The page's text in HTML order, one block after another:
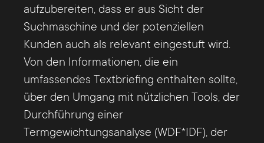
aufzubereiten, dass er aus Sicht der
Suchmaschine und der potenziellen
Kunden auch als relevant eingestuft wird.
Von den Informationen, die ein
umfassendes Textbriefing enthalten sollte,
über den Umgang mit nützlichen Tools, der
Durchführung einer
Termgewichtungsanalyse (WDF*IDF), der